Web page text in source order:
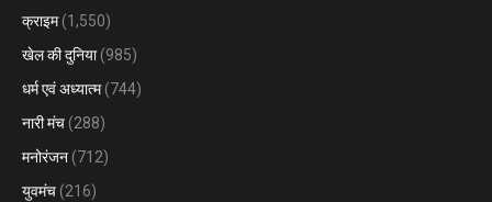
क्राइम(1,550)
खेल की दुनिया(985)
धर्म एवं अध्यात्म(744)
नारी मंच (288)
मनोरंजन (712)
युवमंच (216)